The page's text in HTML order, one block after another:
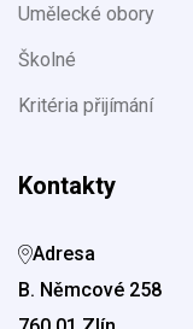
Umělecké obory
Školné
Kritéria přijímání
Kontakty
Adresa
B. Němcové 258